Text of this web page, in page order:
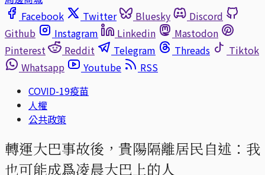
Facebook
Twitter Bluesky
Discord
Github
Instagram Linkedin
Mastodon
Pinterest
Reddit Telegram Threads
Tiktok
Whatsapp
Youtube
RSS
COVID-19疫苗
人權
公共政策
轉運大巴事故後，貴陽隔離居民自述：我
也可能成爲凌晨大巴上的人